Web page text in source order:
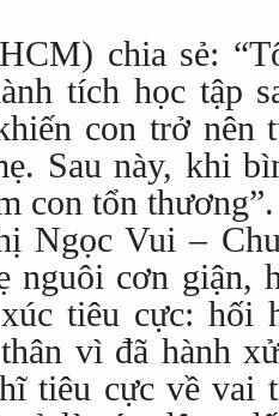
chia sẻ:
tích học tập
con trở nên
Sau này, khi
con tổn thương”.
Ngọc Vui –
nguôi cơn giận,
tiêu cực: hối
vì đã hành
tiêu cực về vai